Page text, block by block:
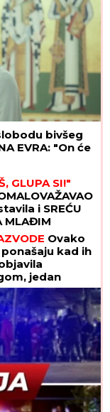
bivšeg
EVRA: "On će
GLUPA SI!"
i SREĆU
MLAĐIM
Ovako
kad ih
jedan
kakvom su